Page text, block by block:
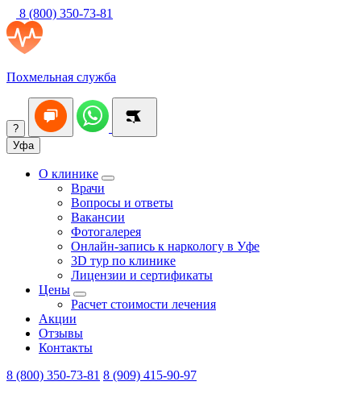
8 (800) 350-73-81
Похмельная служба
?
Уфа
О клинике
Врачи
Вопросы и ответы
Вакансии
Фотогалерея
Онлайн-запись к наркологу в Уфе
3D тур по клинике
Лицензии и сертификаты
Цены
Расчет стоимости лечения
Акции
Отзывы
Контакты
8 (800) 350-73-81 8 (909) 415-90-97